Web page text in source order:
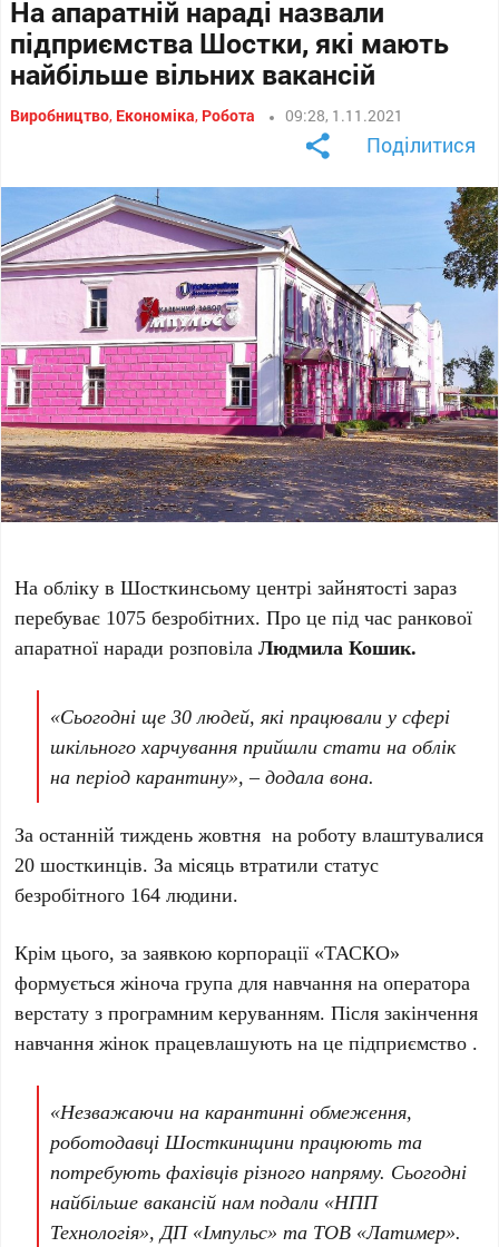
На апаратній нараді назвали
підприємства Шостки, які мають
найбільше вільних вакансій
Виробництво, Економіка, Робота 09:28, 1.11.2021
Поділитися
На обліку в Шосткинсьому центрі зайнятості зараз
перебуває 1075 безробітних. Про це під час ранкової
апаратної наради розповілаЛюдмила Кошик.
«Сьогодні ще 30 людей, які працювали у сфері
шкільного харчування прийшли стати на облік
на період карантину», – додала вона.
За останній тиждень жовтня на роботу влаштувалися
20 шосткинців. За місяць втратили статус
безробітного 164 людини.
Крім цього, за заявкою корпорації «ТАСКО»
формується жіноча група для навчання на оператора
верстату з програмним керуванням. Після закінчення
навчання жінок працевлашують на це підприємство .
«Незважаючи на карантинні обмеження,
роботодавці Шосткинщини працюють та
потребують фахівців різного напряму. Сьогодні
найбільше вакансій нам подали «НПП
Технологія», ДП «Імпульс» та ТОВ «Латимер».